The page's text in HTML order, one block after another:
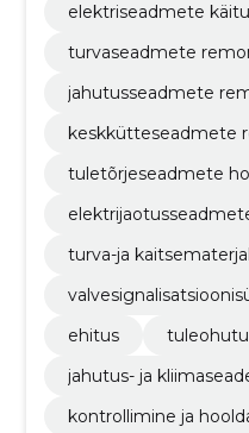
elektriseadmete
turvaseadmete
jahutusseadmete
keskkütteseadmete
tuletõrjeseadmete
turva-ja
ehitus
jahutus- ja
kontrollimine ja